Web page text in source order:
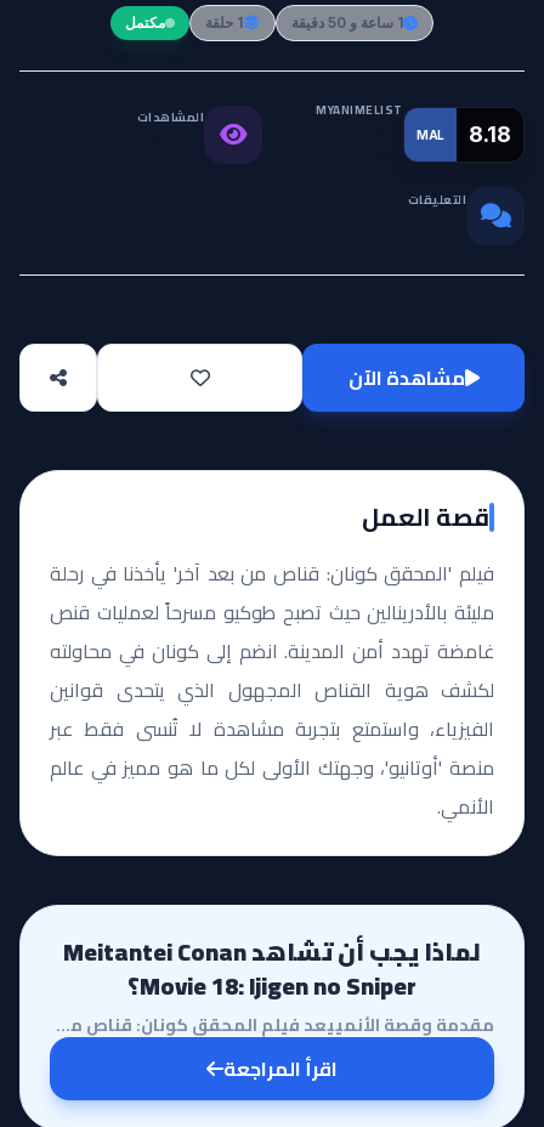
1 ساعة و 50 دقيقة 1 حلقة مكتمل
MAL 8.18
MYANIMELIST المشاهدات
التعليقات
مشاهدة الآن
قصة العمل
فيلم 'المحقق كونان: قناص من بعد آخر' يأخذنا في رحلة
مليئة بالأدرينالين حيث تصبح طوكيو مسرحاً لعمليات قنص
غامضة تهدد أمن المدينة. انضم إلى كونان في محاولته
لكشف هوية القناص المجهول الذي يتحدى قوانين
الفيزياء، واستمتع بتجربة مشاهدة لا تُنسى فقط عبر
منصة 'أوتانيو'، وجهتك الأولى لكل ما هو مميز في عالم
الأنمي.
لماذا يجب أن تشاهد Meitantei Conan
Movie 18: Ijigen no Sniper؟
مقدمة وقصة الأنمييعد فيلم المحقق كونان: قناص من بعد آخر علامة فارقة في سلسلة أفلام المحقق الشهير، حي...
اقرأ المراجعة